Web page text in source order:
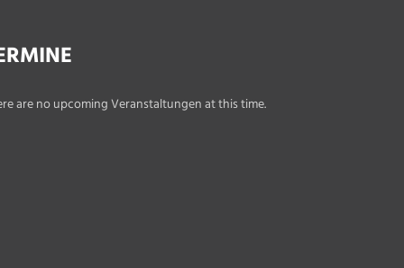
are no upcoming Veranstaltungen at this time.